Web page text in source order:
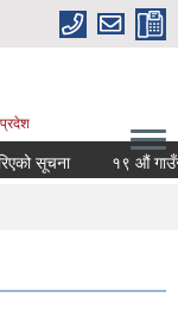
प्रदेश
सूचना १९ औं